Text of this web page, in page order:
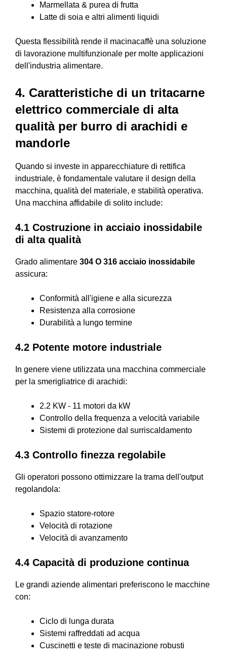
Marmellata & purea di frutta
Latte di soia e altri alimenti liquidi
Questa flessibilità rende il macinacaffè una soluzione
di lavorazione multifunzionale per molte applicazioni
dell'industria alimentare.
4. Caratteristiche di un tritacarne
elettrico commerciale di alta
qualità per burro di arachidi e
mandorle
Quando si investe in apparecchiature di rettifica
industriale, è fondamentale valutare il design della
macchina, qualità del materiale, e stabilità operativa.
Una macchina affidabile di solito include:
4.1 Costruzione in acciaio inossidabile
di alta qualità
Grado alimentare 304 O 316 acciaio inossidabile
assicura:
Conformità all'igiene e alla sicurezza
Resistenza alla corrosione
Durabilità a lungo termine
4.2 Potente motore industriale
In genere viene utilizzata una macchina commerciale
per la smerigliatrice di arachidi:
2.2 KW - 11 motori da kW
Controllo della frequenza a velocità variabile
Sistemi di protezione dal surriscaldamento
4.3 Controllo finezza regolabile
Gli operatori possono ottimizzare la trama dell'output
regolandola:
Spazio statore-rotore
Velocità di rotazione
Velocità di avanzamento
4.4 Capacità di produzione continua
Le grandi aziende alimentari preferiscono le macchine
con:
Ciclo di lunga durata
Sistemi raffreddati ad acqua
Cuscinetti e teste di macinazione robusti